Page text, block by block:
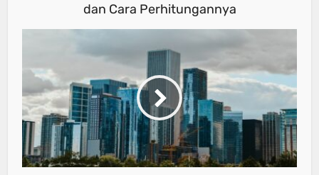
dan Cara Perhitungannya